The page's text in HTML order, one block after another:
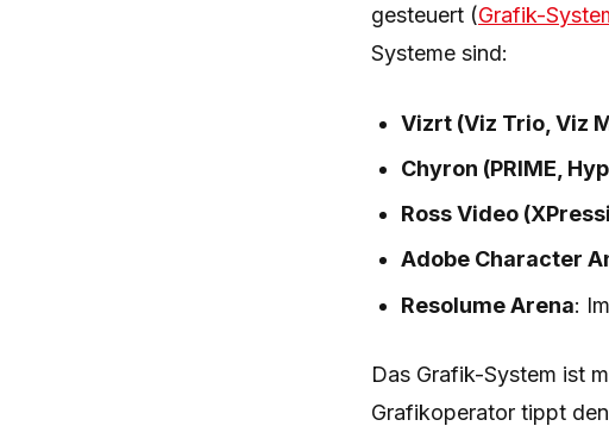
gesteuert (Grafik-
Systeme sind:
Vizrt (Viz Trio, Viz
Chyron (PRIME,
Ross Video
Adobe Character
Resolume Arena:
Das Grafik-System ist
Grafikoperator tippt